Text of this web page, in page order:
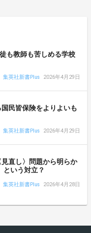
も教師も苦しめる学校
集英社新書Plus 2026年4月29日
国民皆保険をよりよいも
集英社新書Plus 2026年4月29日
見直し〉問題から明らか
という対立？
集英社新書Plus 2026年4月28日